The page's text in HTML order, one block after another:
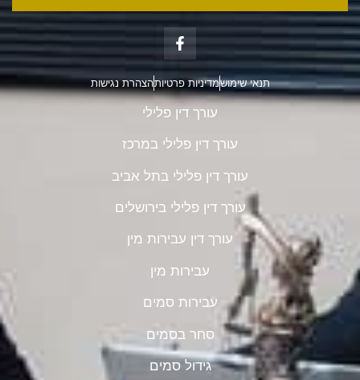
תנאי שימושמדיניות פרטיותהצהרת נגישות
עורך דין פלילי
עורך דין פלילי במרכז
עורך דין פלילי בתל אביב
עורך דין פלילי בירושלים
עורך דין עבירות מין
עבירות מין
עבירות סמים
סחר בסמים
גידול סמים